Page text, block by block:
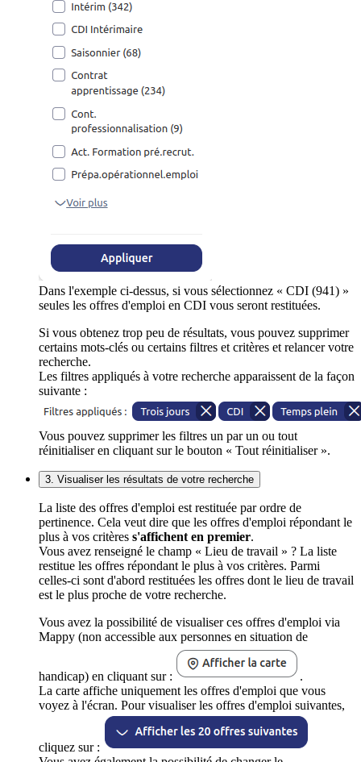
Dans l'exemple ci-dessus, si vous sélectionnez « CDI (941) »
seules les offres d'emploi en CDI vous seront restituées.
Si vous obtenez trop peu de résultats, vous pouvez supprimer
certains mots-clés ou certains filtres et critères et relancer votre
recherche.
Les filtres appliqués à votre recherche apparaissent de la façon
suivante :
Vous pouvez supprimer les filtres un par un ou tout
réinitialiser en cliquant sur le bouton « Tout réinitialiser ».
3. Visualiser les résultats de votre recherche
La liste des offres d'emploi est restituée par ordre de
pertinence. Cela veut dire que les offres d'emploi répondant le
plus à vos critères s'affichent en premier.
Vous avez renseigné le champ « Lieu de travail » ? La liste
restitue les offres répondant le plus à vos critères. Parmi
celles-ci sont d'abord restituées les offres dont le lieu de travail
est le plus proche de votre recherche.
Vous avez la possibilité de visualiser ces offres d'emploi via
Mappy (non accessible aux personnes en situation de
handicap) en cliquant sur :
.
La carte affiche uniquement les offres d'emploi que vous
voyez à l'écran. Pour visualiser les offres d'emploi suivantes,
cliquez sur :